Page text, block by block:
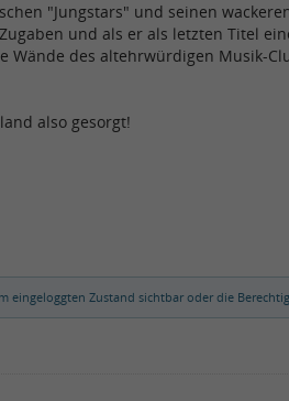
"Jungstars" und seinen
und als er als letzten Titel
Wände des altehrwürdigen Musik-
also gesorgt!
eingeloggten Zustand sichtbar oder die